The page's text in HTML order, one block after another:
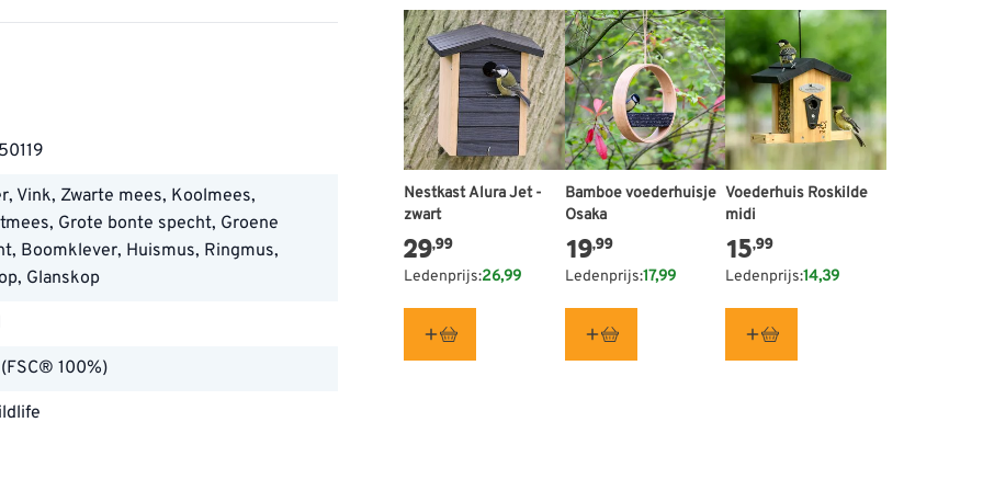
Nestkast Alura Jet -
zwart
29,99
Ledenprijs:26,99
Bamboe voederhuisje
Osaka
19,99
Ledenprijs:17,99
Voederhuis Roskilde
midi
15,99
Ledenprijs:14,39
Ontario?
uiteenlopende vogelsoorten
roodborsten, mussen
regelmatig te vullen
Vink, Zwarte mees, Koolmees,
Grote bonte specht, Groene
Boomklever, Huismus, Ringmus,
Glanskop
100%)